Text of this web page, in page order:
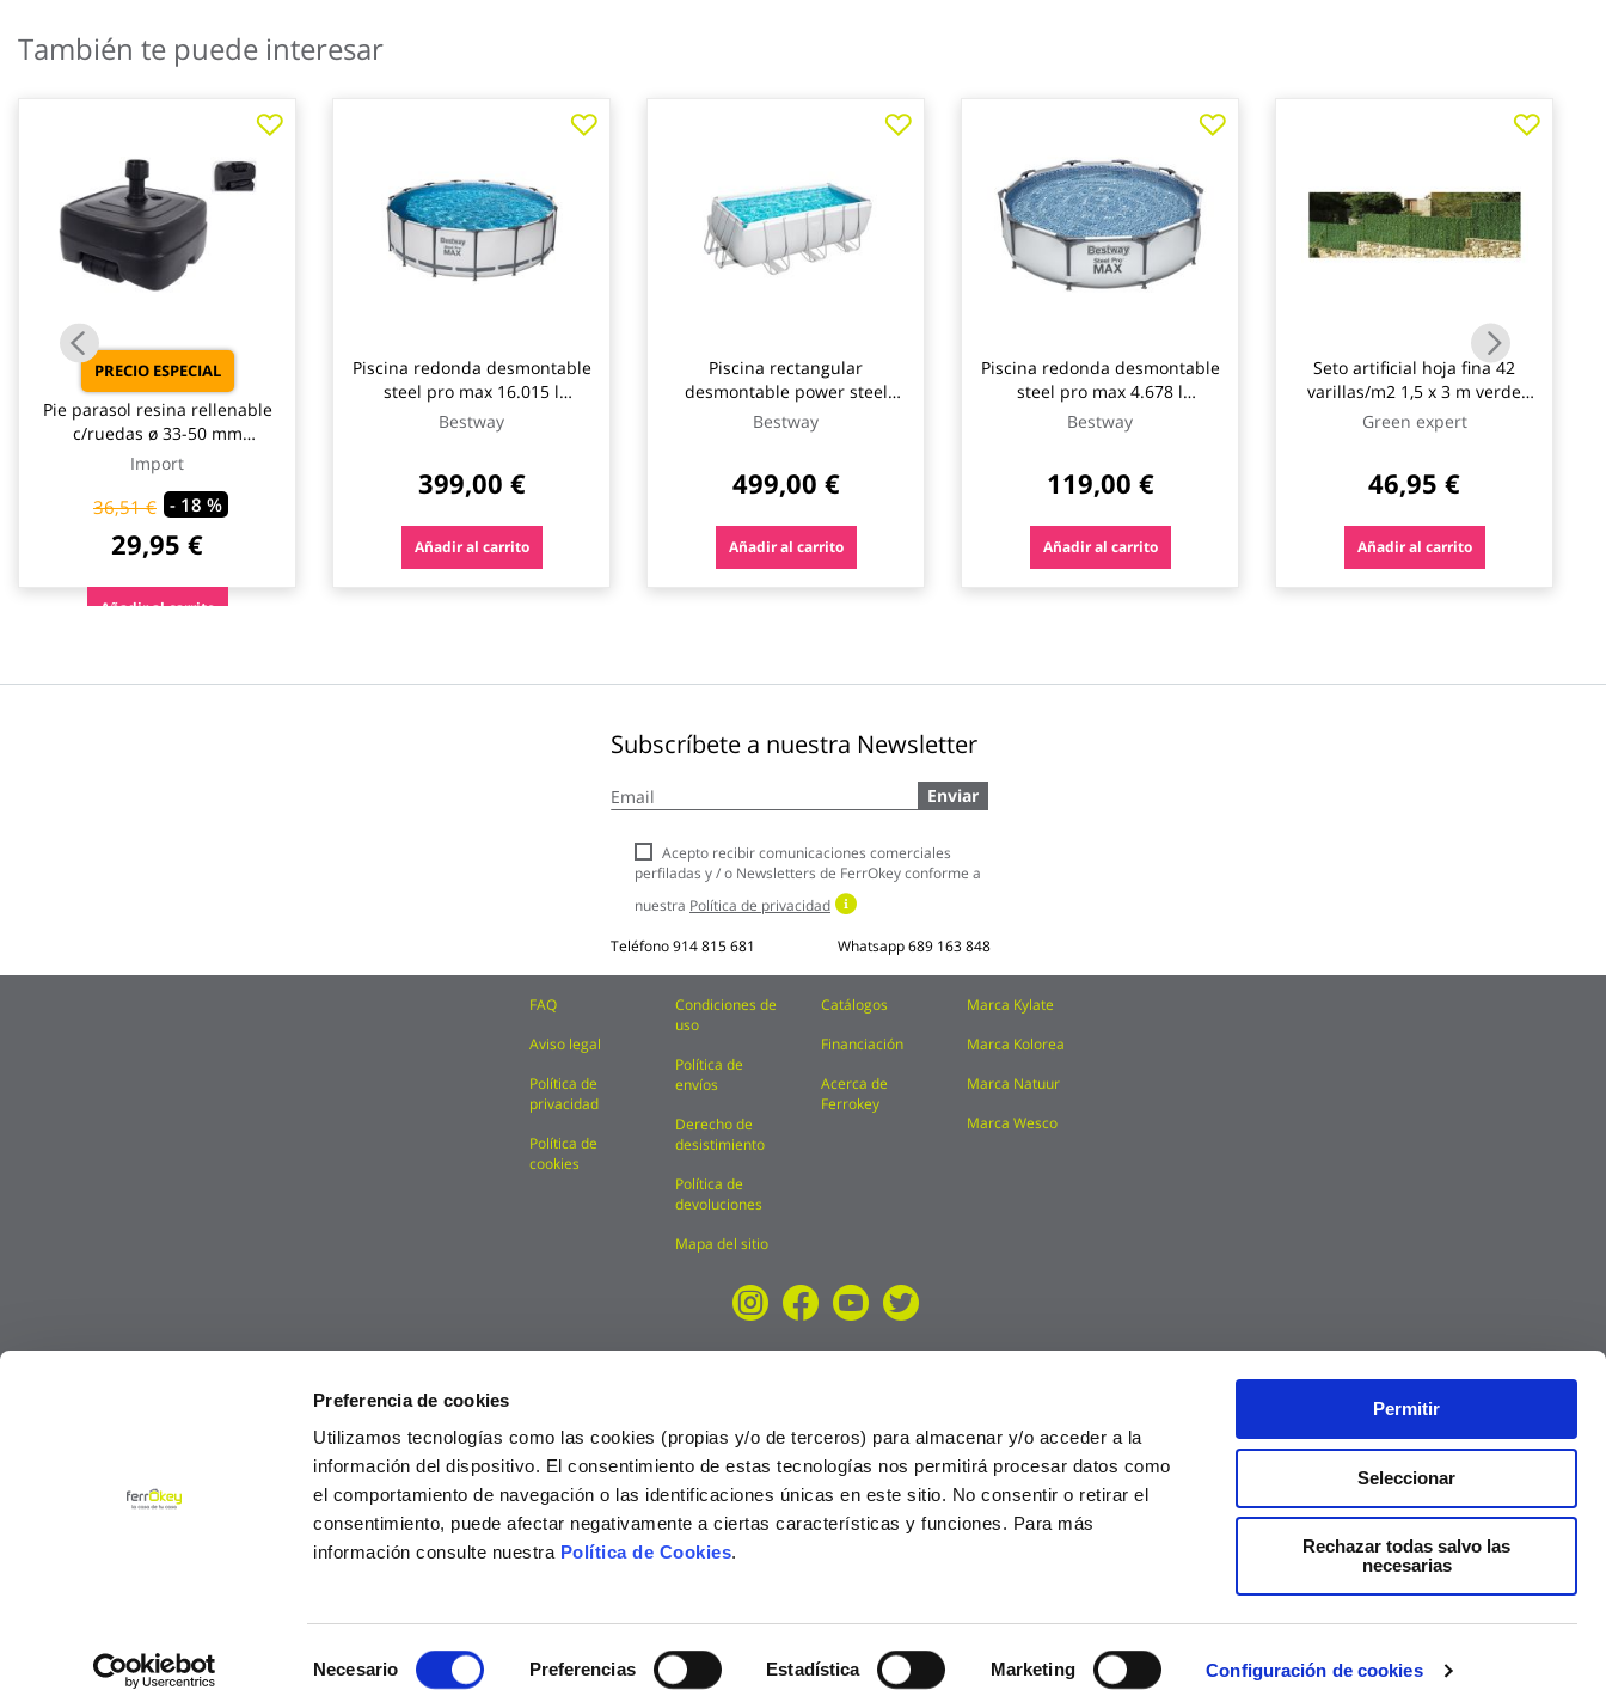
Preferencia de cookies
Utilizamos tecnologías como las cookies (propias y/o de terceros) para almacenar y/o acceder a la
información del dispositivo. El consentimiento de estas tecnologías nos permitirá procesar datos como
el comportamiento de navegación o las identificaciones únicas en este sitio. No consentir o retirar el
consentimiento, puede afectar negativamente a ciertas características y funciones. Para más
información consulte nuestra Política de Cookies.
Necesario Preferencias Estadística Marketing Configuración de cookies
Permitir
Seleccionar
Rechazar todas salvo las
necesarias
de
También te puede interesar
PRECIO ESPECIAL
Pie parasol resina rellenable
c/ruedas ø 33-50 mm
antracita import
Import
36,51 € - 18 %
29,95 €
Añadir al carrito
Piscina redonda desmontable
steel pro max 16.015 l
depuradora cartucho tipo ii
ø457x122cm bestway
Bestway
399,00 €
Añadir al carrito
Piscina rectangular
desmontable power steel
8.124 l depuradora cartucho
tipo ii 412x201x122cm
Bestway
499,00 €
Añadir al carrito
Piscina redonda desmontable
steel pro max 4.678 l
depuradora cartucho tipo i
ø305x76cm bestway
Bestway
119,00 €
Añadir al carrito
Seto artificial hoja fina 42
varillas/m2 1,5 x 3 m verde
natuur
Green expert
46,95 €
Añadir al carrito
Subscríbete a nuestra Newsletter
a
boletín
noticias:
Enviar
Acepto recibir comunicaciones comerciales
perfiladas y / o Newsletters de FerrOkey conforme a
nuestra Política de privacidad
Teléfono914 815 681 Whatsapp689 163 848
FAQ
Aviso legal
Política de
privacidad
Política de
cookies
Condiciones de
uso
Política de
envíos
Derecho de
desistimiento
Política de
devoluciones
Mapa del sitio
Catálogos
Financiación
Acerca de
Ferrokey
Marca Kylate
Marca Kolorea
Marca Natuur
Marca Wesco
© Ferrokey todos los derechos reservados 2025 Precios válidos solo en la web, no en tienda